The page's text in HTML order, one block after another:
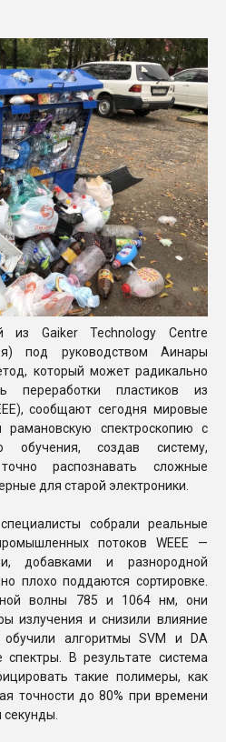
ПЕРЕЙТИ НА
из Gaiker Technology Centre
под руководством Аинары
который может радикально
переработки пластиков из
сообщают сегодня мировые
спектроскопию с
обучения, создав систему,
распознавать сложные
для старой электроники.
собрали реальные
потоков WEEE —
добавками и разнородной
плохо поддаются сортировке.
волны 785 и 1064 нм, они
излучения и снизили влияние
алгоритмы SVM и DA
спектры. В результате система
такие полимеры, как
точности до 80% при времени